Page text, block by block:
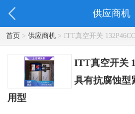
供应商机
首页> 供应商机> ITT真空开关
型危险区域适用型
ITT真空开关
具有抗腐蚀型
用型